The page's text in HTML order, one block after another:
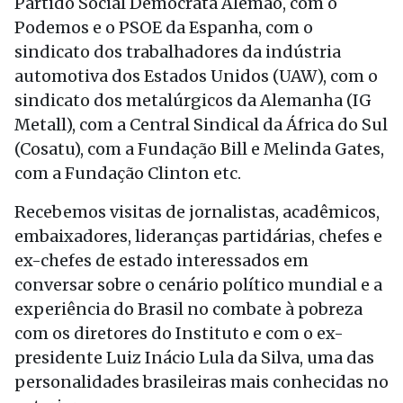
Podemos e o PSOE da Espanha, com o
sindicato dos trabalhadores da indústria
automotiva dos Estados Unidos (UAW), com o
sindicato dos metalúrgicos da Alemanha (IG
Metall), com a Central Sindical da África do Sul
(Cosatu), com a Fundação Bill e Melinda Gates,
com a Fundação Clinton etc.
Recebemos visitas de jornalistas, acadêmicos,
embaixadores, lideranças partidárias, chefes e
ex-chefes de estado interessados em
conversar sobre o cenário político mundial e a
experiência do Brasil no combate à pobreza
com os diretores do Instituto e com o ex-
presidente Luiz Inácio Lula da Silva, uma das
personalidades brasileiras mais conhecidas no